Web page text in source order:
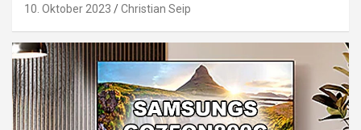
10. Oktober 2023 Christian Seip